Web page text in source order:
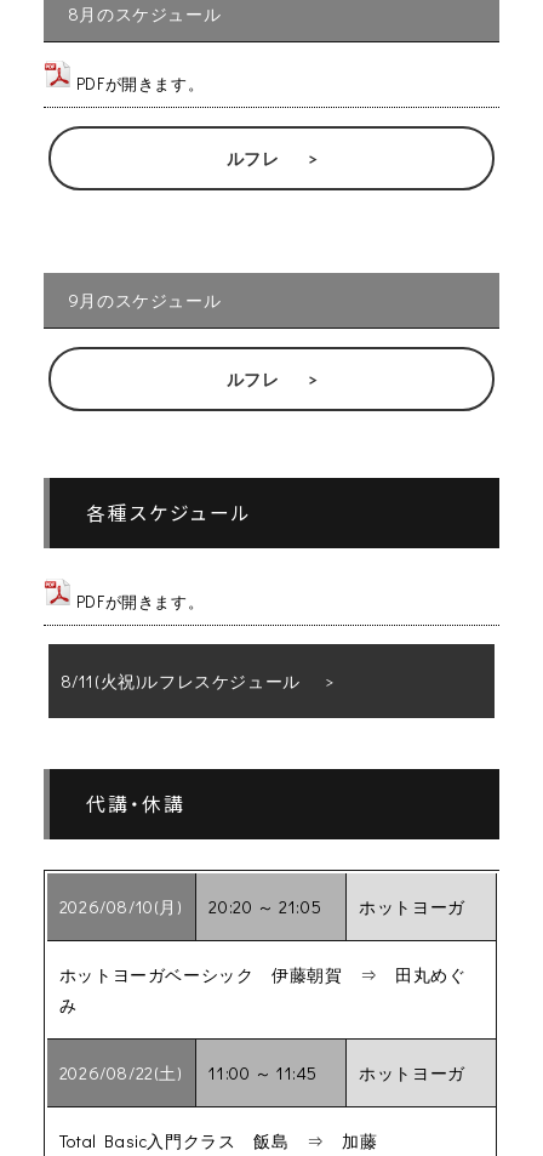
8月のスケジュール
PDFが開きます。
ルフレ
9月のスケジュール
ルフレ
各種スケジュール
PDFが開きます。
8/11(火祝)ルフレスケジュール
代講・休講
2026/08/10(月) 20:20 ～ 21:05 ホットヨーガ
ホットヨーガベーシック 伊藤朝賀 ⇒ 田丸めぐ
み
2026/08/22(土) 11:00 ～ 11:45 ホットヨーガ
Total Basic入門クラス 飯島 ⇒ 加藤